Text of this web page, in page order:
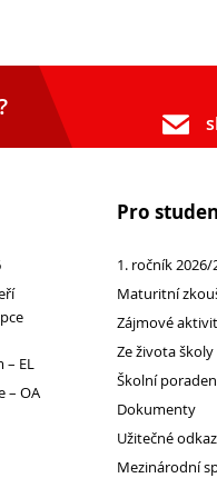
srpen
– EL
– OA
Pro
1. ročník 2026/
Maturitní
Zájmové
Ze života školy
Školní
Dokumenty
Užitečné
Mezinárodní